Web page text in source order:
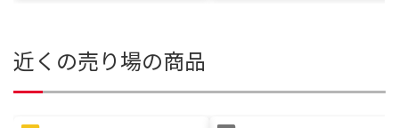
近くの売り場の商品